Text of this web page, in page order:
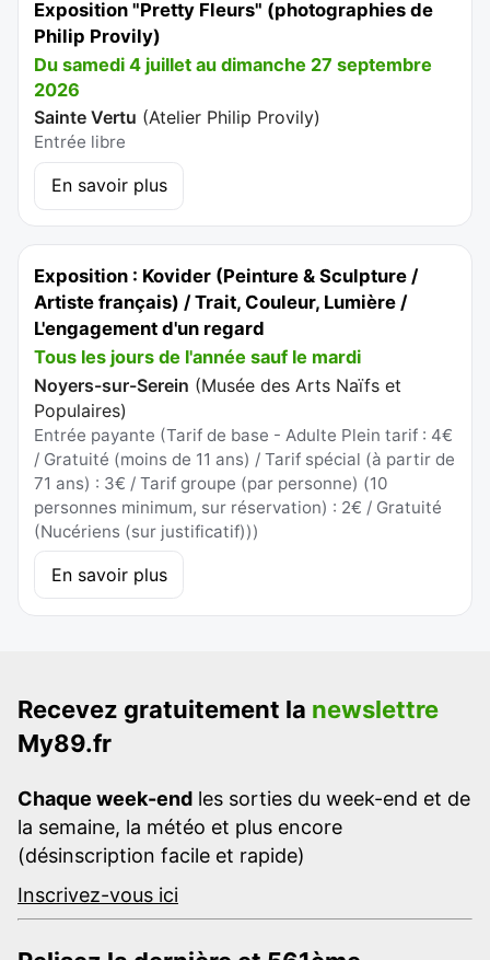
Exposition "Pretty Fleurs" (photographies de
Philip Provily)
Du samedi 4 juillet au dimanche 27 septembre
2026
Sainte Vertu (Atelier Philip Provily)
Entrée libre
En savoir plus
Exposition : Kovider (Peinture & Sculpture /
Artiste français) / Trait, Couleur, Lumière /
L'engagement d'un regard
Tous les jours de l'année sauf le mardi
Noyers-sur-Serein (Musée des Arts Naïfs et
Populaires)
Entrée payante (Tarif de base - Adulte Plein tarif : 4€
/ Gratuité (moins de 11 ans) / Tarif spécial (à partir de
71 ans) : 3€ / Tarif groupe (par personne) (10
personnes minimum, sur réservation) : 2€ / Gratuité
(Nucériens (sur justificatif)))
En savoir plus
Recevez gratuitement la newslettre
My89.fr
Chaque week-end les sorties du week-end et de
la semaine, la météo et plus encore
(désinscription facile et rapide)
Inscrivez-vous ici